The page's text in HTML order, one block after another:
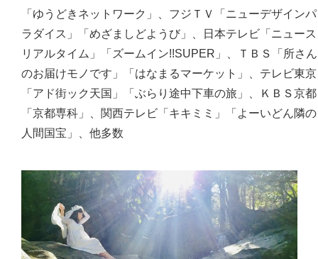
「ゆうどきネットワーク」、フジＴＶ「ニューデザインパ
ラダイス」「めざましどようび」、日本テレビ「ニュース
リアルタイム」「ズームイン!!SUPER」、ＴＢＳ「所さん
のお届けモノです」「はなまるマーケット」、テレビ東京
「アド街ック天国」「ぶらり途中下車の旅」、ＫＢＳ京都
「京都専科」、関西テレビ「キキミミ」「よーいどん隣の
人間国宝」、他多数